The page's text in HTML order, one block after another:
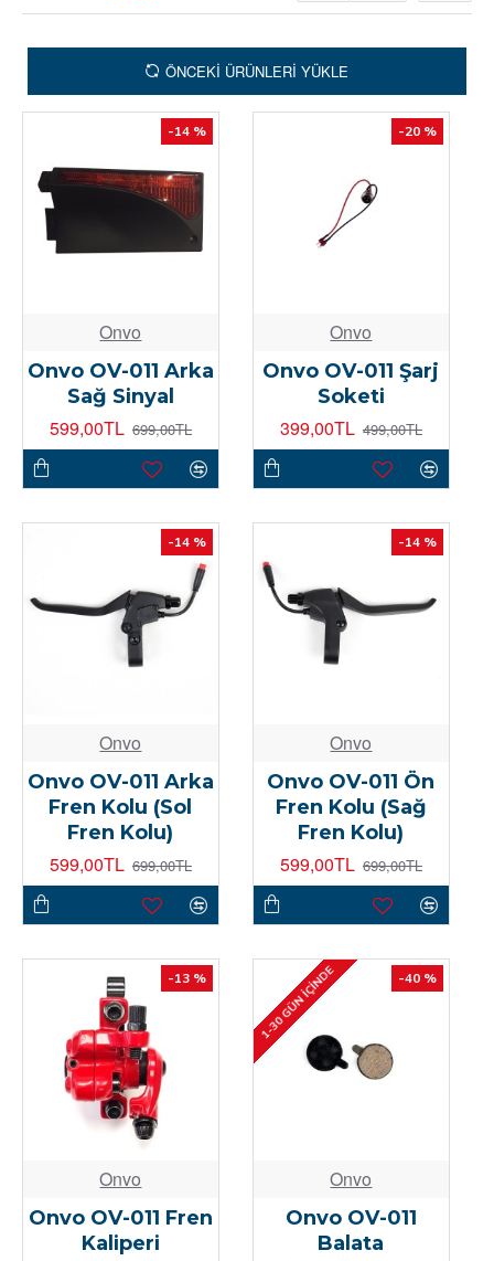
ÖNCEKI ÜRÜNLERI YÜKLE
-14 %
Onvo
Onvo OV-011 Arka
Sağ Sinyal
599,00TL 699,00TL
-20 %
Onvo
Onvo OV-011 Şarj
Soketi
399,00TL 499,00TL
-14 %
Onvo
Onvo OV-011 Arka
Fren Kolu (Sol
Fren Kolu)
599,00TL 699,00TL
-14 %
Onvo
Onvo OV-011 Ön
Fren Kolu (Sağ
Fren Kolu)
599,00TL 699,00TL
-13 %
Onvo
Onvo OV-011 Fren
Kaliperi
-40 %
1-30 GÜN İÇINDE
Onvo
Onvo OV-011
Balata